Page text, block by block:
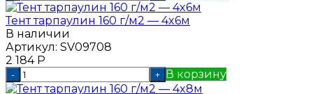
Тент тарпаулин 160 г/м2 — 4x6м
В наличии
Артикул: SV09708
2 184 Р
- + В корзину